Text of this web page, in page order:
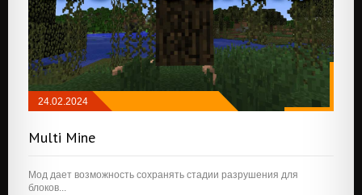
24.02.2024
Multi Mine
Мод дает возможность сохранять стадии разрушения для
блоков...